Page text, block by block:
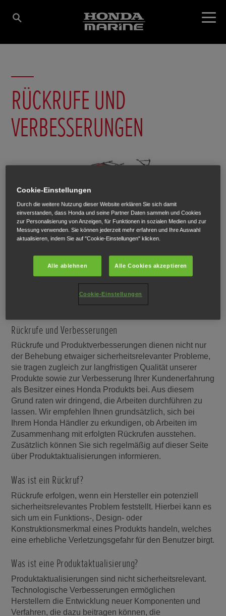
RÜCKRUFE UND
VERBESSERUNGEN
Rückrufe und Verbesserungen
Rückrufe und Produktverbesserungen dienen nicht nur
der Behebung etwaiger sicherheitsrelevanter Probleme,
sie tragen zugleich zur langfristigen Qualität unserer
Produkte sowie zur Verbesserung Ihrer Kundenerfahrung
als Besitzer eines Honda Produkts bei. Aus diesem
Grund raten wir dringend, die Arbeiten durchführen zu
lassen. Wir empfehlen Ihnen grundsätzlich, sich bei
Ihrem Honda Händler zu erkundigen, ob Arbeiten im
Zusammenhang mit erfolgten Rückrufen ausstehen.
Zusätzlich können Sie sich regelmäßig auf dieser Seite
über Produktaktualisierungen informieren.
Was ist ein Rückruf?
Rückrufe erfolgen, wenn ein Hersteller ein potenziell
sicherheitsrelevantes Problem feststellt. Hierbei kann es
sich um ein Funktions-, Design- oder
Konstruktionsmerkmal eines Produkts handeln, welches
eine erhebliche Verletzungsgefahr für den Benutzer birgt.
Was ist eine Produktaktualisierung?
Produktaktualisierungen sind nicht sicherheitsrelevant.
Technologische Verbesserungen ermöglichen
Herstellern die Entwicklung neuer Komponenten und
Verfahren, die dazu beitragen können, die
Cookie-Einstellungen
Durch die weitere Nutzung dieser Website erklären Sie sich damit
einverstanden, dass Honda und seine Partner Daten sammeln und Cookies
zur Personalisierung von Anzeigen, für Funktionen in sozialen Medien und zur
Messung verwenden. Sie können jederzeit mehr erfahren und Ihre Auswahl
aktualisieren, indem Sie auf "Cookie-Einstellungen" klicken.
Alle ablehnen Alle Cookies akzeptieren
Cookie-Einstellungen